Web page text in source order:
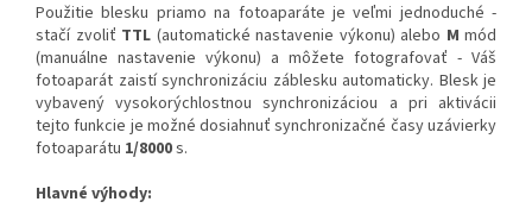
Použitie blesku priamo na fotoaparáte je veľmi jednoduché -
stačí zvoliť TTL (automatické nastavenie výkonu) alebo M mód
(manuálne nastavenie výkonu) a môžete fotografovať - Váš
fotoaparát zaistí synchronizáciu záblesku automaticky. Blesk je
vybavený vysokorýchlostnou synchronizáciou a pri aktivácii
tejto funkcie je možné dosiahnuť synchronizačné časy uzávierky
fotoaparátu 1/8000s.
Hlavné výhody: